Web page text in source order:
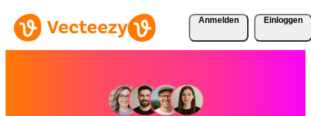
Anmelden Einloggen